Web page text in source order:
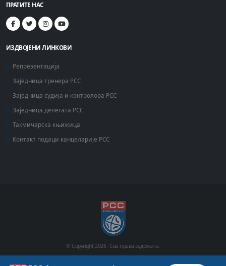
ПРАТИТЕ НАС
ИЗДВОЈЕНИ ЛИНКОВИ
Репрезентација
Заједница тренера РСС
Заједница судија и контролора РСС
Заједница делегата РСС
Такмичарска књижица
Контакт подаци канцеларије РСС
© Copyright2026 . Сва права задржана.